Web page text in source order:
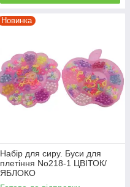
Новинка
Набір для сиру. Буси для
плетіння No218-1 ЦВІТОК/
ЯБЛОКО